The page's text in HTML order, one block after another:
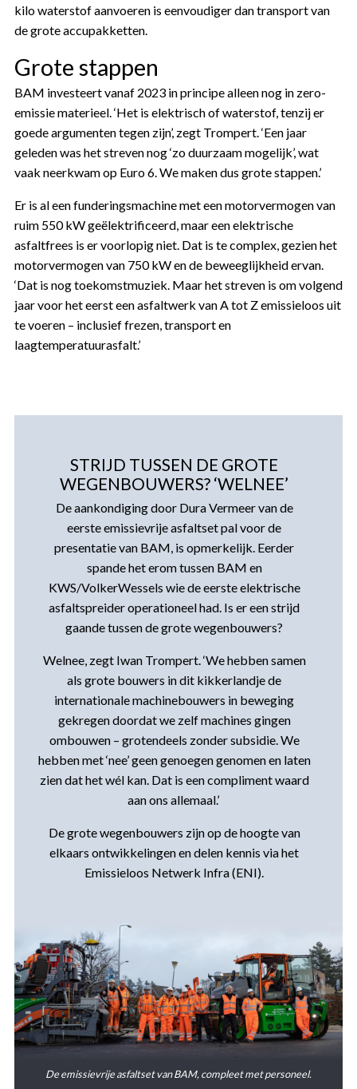
kilo waterstof aanvoeren is eenvoudiger dan transport van
de grote accupakketten.
Grote stappen
BAM investeert vanaf 2023 in principe alleen nog in zero-
emissie materieel. ‘Het is elektrisch of waterstof, tenzij er
goede argumenten tegen zijn’, zegt Trompert. ‘Een jaar
geleden was het streven nog ‘zo duurzaam mogelijk’, wat
vaak neerkwam op Euro 6. We maken dus grote stappen.’
Er is al een funderingsmachine met een motorvermogen van
ruim 550 kW geëlektrificeerd, maar een elektrische
asfaltfrees is er voorlopig niet. Dat is te complex, gezien het
motorvermogen van 750 kW en de beweeglijkheid ervan.
‘Dat is nog toekomstmuziek. Maar het streven is om volgend
jaar voor het eerst een asfaltwerk van A tot Z emissieloos uit
te voeren – inclusief frezen, transport en
laagtemperatuurasfalt.’
STRIJD TUSSEN DE GROTE
WEGENBOUWERS? ‘WELNEE’
De aankondiging door Dura Vermeer van de
eerste emissievrije asfaltset pal voor de
presentatie van BAM, is opmerkelijk. Eerder
spande het erom tussen BAM en
KWS/VolkerWessels wie de eerste elektrische
asfaltspreider operationeel had. Is er een strijd
gaande tussen de grote wegenbouwers?
Welnee, zegt Iwan Trompert. ‘We hebben samen
als grote bouwers in dit kikkerlandje de
internationale machinebouwers in beweging
gekregen doordat we zelf machines gingen
ombouwen – grotendeels zonder subsidie. We
hebben met ‘nee’ geen genoegen genomen en laten
zien dat het wél kan. Dat is een compliment waard
aan ons allemaal.’
De grote wegenbouwers zijn op de hoogte van
elkaars ontwikkelingen en delen kennis via het
Emissieloos Netwerk Infra (ENI).
De emissievrije asfaltset van BAM, compleet met personeel.